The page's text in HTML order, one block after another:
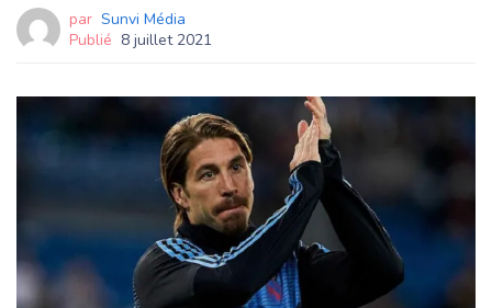
par Sunvi Média
Publié 8 juillet 2021